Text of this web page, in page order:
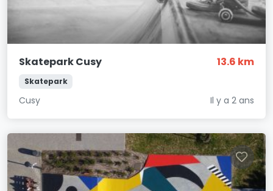
Skatepark Cusy 13.6 km
Skatepark
Cusy Il y a 2 ans